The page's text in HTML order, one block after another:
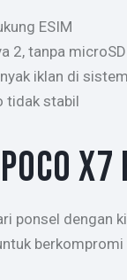
ESIM
2, tanpa microSD
iklan di
tidak stabil
ponsel dengan